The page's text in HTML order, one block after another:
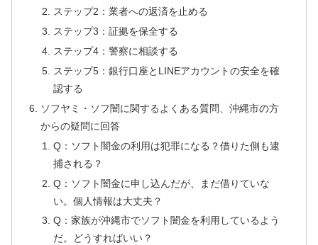
ステップ2：業者への返済を止める
ステップ3：証拠を保全する
ステップ4：警察に相談する
ステップ5：銀行口座とLINEアカウントの安全を確
認する
ソフヤミ・ソフ闇に関するよくある質問、沖縄市の方
からの疑問に回答
Q：ソフト闇金の利用は犯罪になる？借りた側も逮
捕される？
Q：ソフト闇金に申し込んだが、まだ借りていな
い。個人情報は大丈夫？
Q：家族が沖縄市でソフト闇金を利用しているよう
だ。どうすればいい？